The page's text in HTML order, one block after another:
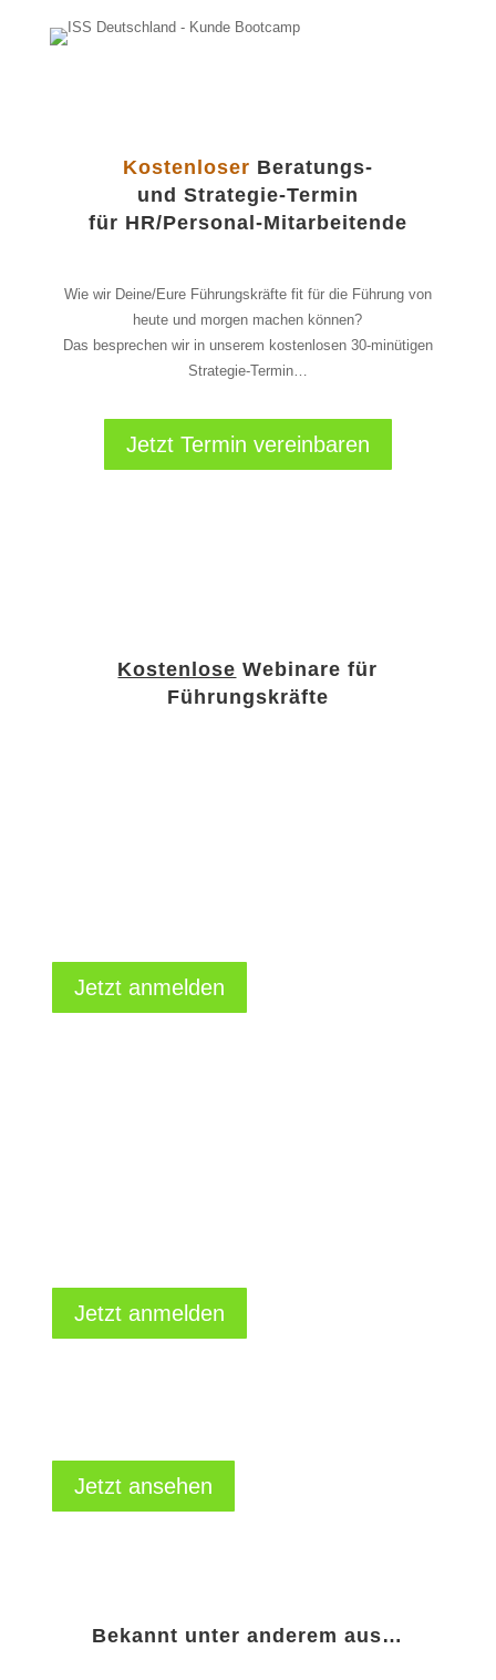
Kostenloser Beratungs-
und Strategie-Termin
für HR/Personal-Mitarbeitende
Wie wir Deine/Eure Führungskräfte fit für die Führung von
heute und morgen machen können?
Das besprechen wir in unserem kostenlosen 30-minütigen
Strategie-Termin…
Jetzt Termin vereinbaren
Kostenlose Webinare für
Führungskräfte
Jetzt anmelden
Jetzt anmelden
Jetzt ansehen
Bekannt unter anderem aus…